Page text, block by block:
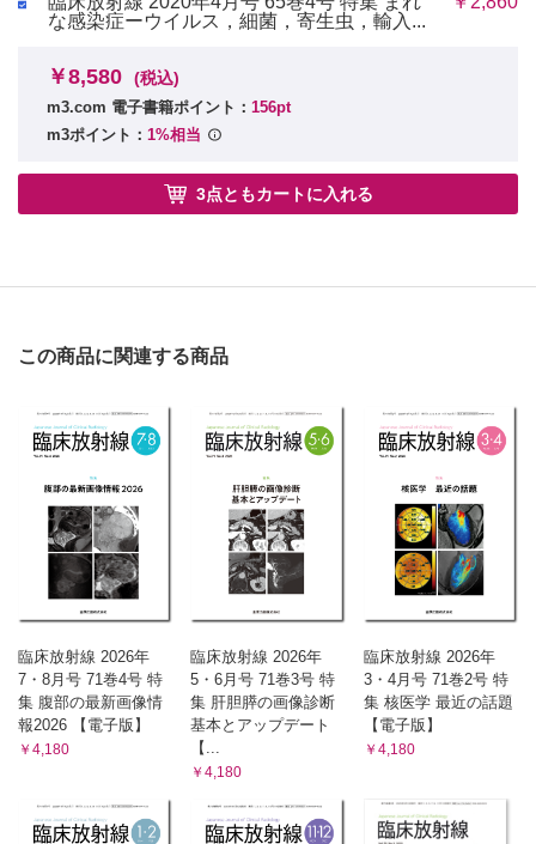
な感染症ーウイルス，細菌，寄生虫，輸入...
￥8,580 (税込)
m3.com 電子書籍ポイント： 156pt
m3ポイント： 1%相当
3点ともカートに入れる
この商品に関連する商品
臨床放射線 2026年
7・8月号 71巻4号 特
集 腹部の最新画像情
報2026 【電子版】
￥4,180
臨床放射線 2026年
5・6月号 71巻3号 特
集 肝胆膵の画像診断
基本とアップデート
【...
￥4,180
臨床放射線 2026年
3・4月号 71巻2号 特
集 核医学 最近の話題
【電子版】
￥4,180